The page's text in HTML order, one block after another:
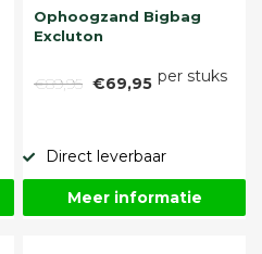
Ophoogzand Bigbag
Excluton
€89,95 €69,95 per stuks
Direct leverbaar
Meer informatie